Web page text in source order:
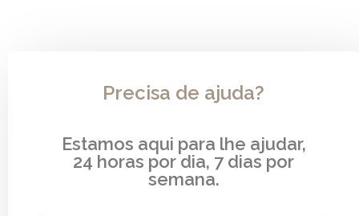
Precisa de ajuda?
Estamos aqui para lhe ajudar,
24 horas por dia, 7 dias por
semana.